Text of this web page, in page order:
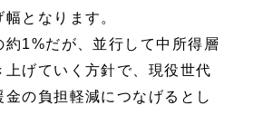
となります。
約1%だが、並行して中所得層
上げていく方針で、現役世代
金の負担軽減につなげるとし